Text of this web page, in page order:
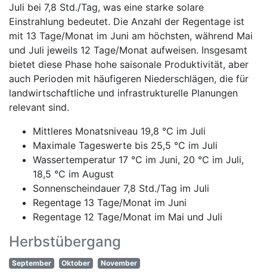
Juli bei 7,8 Std./Tag, was eine starke solare
Einstrahlung bedeutet. Die Anzahl der Regentage ist
mit 13 Tage/Monat im Juni am höchsten, während Mai
und Juli jeweils 12 Tage/Monat aufweisen. Insgesamt
bietet diese Phase hohe saisonale Produktivität, aber
auch Perioden mit häufigeren Niederschlägen, die für
landwirtschaftliche und infrastrukturelle Planungen
relevant sind.
Mittleres Monatsniveau 19,8 °C im Juli
Maximale Tageswerte bis 25,5 °C im Juli
Wassertemperatur 17 °C im Juni, 20 °C im Juli,
18,5 °C im August
Sonnenscheindauer 7,8 Std./Tag im Juli
Regentage 13 Tage/Monat im Juni
Regentage 12 Tage/Monat im Mai und Juli
Herbstübergang
September Oktober November